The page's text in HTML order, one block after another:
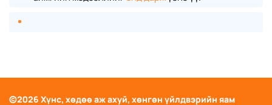
©2026 Хүнс, хөдөө аж ахуй, хөнгөн үйлдвэрийн яам